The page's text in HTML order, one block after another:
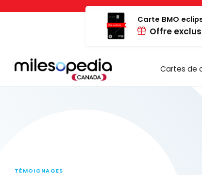
Panneau de gestion des cookies
Carte BMO
Offre
Cartes de
TÉMOIGNAGES